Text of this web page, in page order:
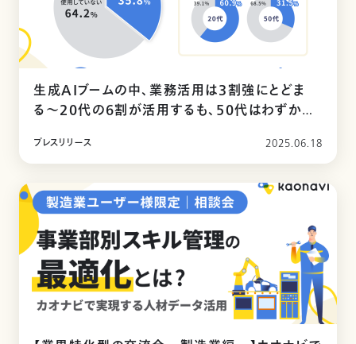
生成AIブームの中、業務活用は3割強にとどま
る〜20代の6割が活用するも、50代はわずか3
プレスリリース 2025.06.18